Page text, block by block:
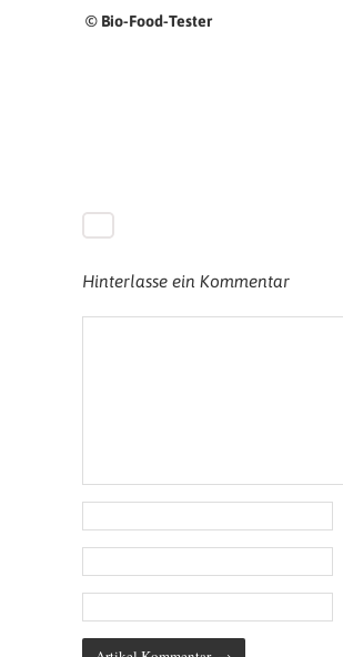
© Bio-Food-Tester
Hinterlasse ein Kommentar